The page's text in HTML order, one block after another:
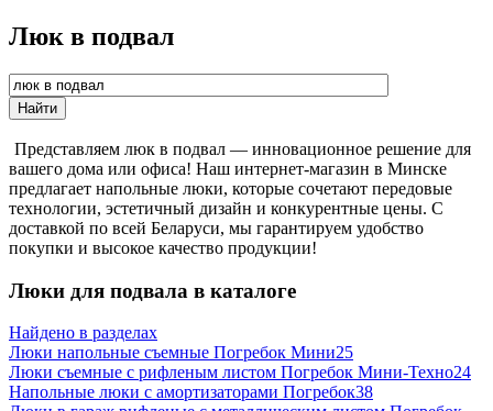
Люк в подвал
Представляем люк в подвал — инновационное решение для
вашего дома или офиса! Наш интернет-магазин в Минске
предлагает напольные люки, которые сочетают передовые
технологии, эстетичный дизайн и конкурентные цены. С
доставкой по всей Беларуси, мы гарантируем удобство
покупки и высокое качество продукции!
Люки для подвала в каталоге
Найдено в разделах
Люки напольные съемные Погребок Мини25
Люки съемные с рифленым листом Погребок Мини-Техно24
Напольные люки с амортизаторами Погребок38